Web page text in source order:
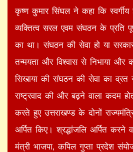
कृष्ण कुमार सिंघल ने कहा कि स्वर्गीय
व्यक्तित्व सरल एवम संघठन के प्रति
का था। संघठन की सेवा हो या
तन्मयता और विश्वास से निभाया और
सिखाया की संघठन की सेवा का व्रत
राष्ट्रवाद की और बढ़ने वाला कदम
करते हुए उत्तराखण्ड के दोनों
अर्पित किए। श्रद्धांजलि अर्पित करने
मंत्री भाजपा, कपिल गुप्ता प्रदेश